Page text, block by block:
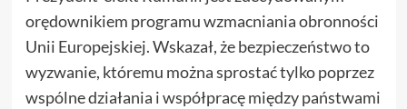
orędownikiem programu wzmacniania obronności
Unii Europejskiej. Wskazał, że bezpieczeństwo to
wyzwanie, któremu można sprostać tylko poprzez
wspólne działania i współpracę między państwami